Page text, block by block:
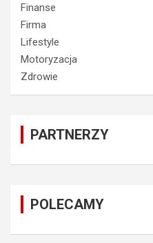
Finanse
Firma
Lifestyle
Motoryzacja
Zdrowie
PARTNERZY
POLECAMY